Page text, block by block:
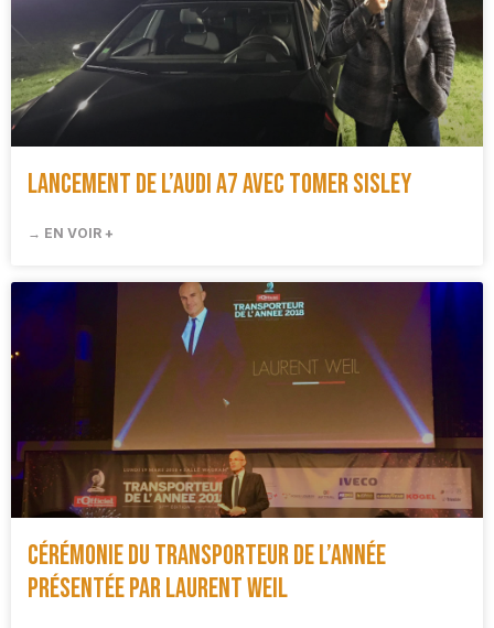
Lancement de l’Audi A7 avec Tomer Sisley
→ EN VOIR +
Cérémonie du Transporteur de l’année
présentée par Laurent Weil